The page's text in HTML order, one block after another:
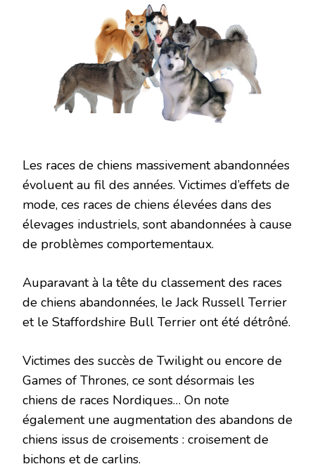
Les races de chiens massivement abandonnées
évoluent au fil des années. Victimes d’effets de
mode, ces races de chiens élevées dans des
élevages industriels, sont abandonnées à cause
de problèmes comportementaux.
Auparavant à la tête du classement des races
de chiens abandonnées, le Jack Russell Terrier
et le Staffordshire Bull Terrier ont été détrôné.
Victimes des succès de Twilight ou encore de
Games of Thrones, ce sont désormais les
chiens de races Nordiques… On note
également une augmentation des abandons de
chiens issus de croisements : croisement de
bichons et de carlins.